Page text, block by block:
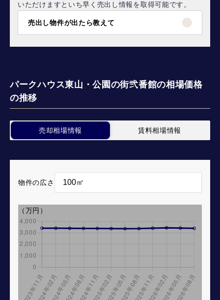
いただけますといち早く売出し情報を取得可能です。
売出し物件が出たら教えて
パークハウス東山・公園の街弐番館の相場価格
の推移
売却相場情報 賃料相場情報
物件の広さ
（万円）